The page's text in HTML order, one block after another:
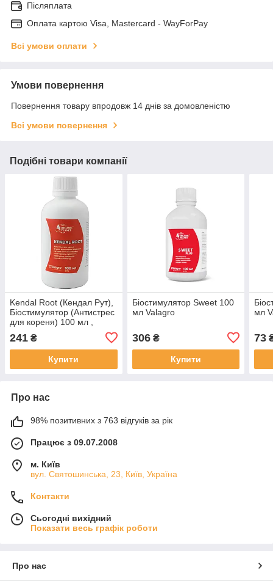
Післяплата
Оплата картою Visa, Mastercard - WayForPay
Всі умови оплати
Умови повернення
Повернення товару впродовж 14 днів за домовленістю
Всі умови повернення
Подібні товари компанії
Kendal Root (Кендал Рут),
Біостимулятор (Антистрес
для кореня) 100 мл ,
241 ₴
Купити
Біостимулятор Sweet 100
мл Valagro
306₴
Купити
мл
73
Про нас
98% позитивних з 763 відгуків за рік
Працює з 09.07.2008
м. Київ
вул. Святошинська, 23, Київ, Україна
Контакти
Сьогодні вихідний
Показати весь графік роботи
Про нас